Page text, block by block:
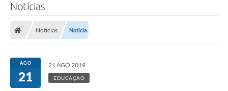
Notícias
Notícias Notícia
AGO
21
21 AGO 2019
EDUCAÇÃO